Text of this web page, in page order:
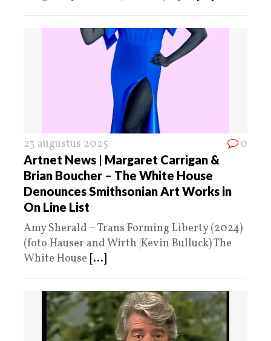
23 augustus 2025 0
Artnet News | Margaret Carrigan &
Brian Boucher – The White House
Denounces Smithsonian Art Works in
On Line List
Amy Sherald – Trans Forming Liberty (2024)
(foto Hauser and Wirth |Kevin Bulluck) The
White House [...]